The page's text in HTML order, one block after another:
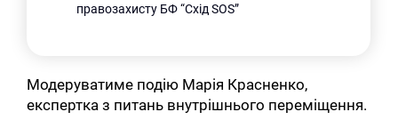
правозахисту БФ “Схід SOS”
Модеруватиме подію Марія Красненко,
експертка з питань внутрішнього переміщення.